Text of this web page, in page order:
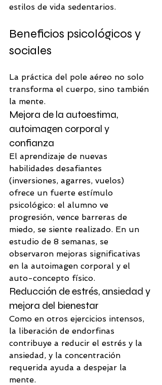
estilos de vida sedentarios.
Beneficios psicológicos y
sociales
La práctica del pole aéreo no solo
transforma el cuerpo, sino también
la mente.
Mejora de la autoestima,
autoimagen corporal y
confianza
El aprendizaje de nuevas
habilidades desafiantes
(inversiones, agarres, vuelos)
ofrece un fuerte estímulo
psicológico: el alumno ve
progresión, vence barreras de
miedo, se siente realizado. En un
estudio de 8 semanas, se
observaron mejoras significativas
en la autoimagen corporal y el
auto-concepto físico.
Reducción de estrés, ansiedad y
mejora del bienestar
Como en otros ejercicios intensos,
la liberación de endorfinas
contribuye a reducir el estrés y la
ansiedad, y la concentración
requerida ayuda a despejar la
mente.